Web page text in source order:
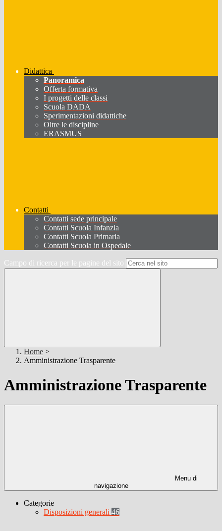
Didattica
Panoramica
Offerta formativa
I progetti delle classi
Scuola DADA
Sperimentazioni didattiche
Oltre le discipline
ERASMUS
Contatti
Contatti sede principale
Contatti Scuola Infanzia
Contatti Scuola Primaria
Contatti Scuola in Ospedale
Campo di ricerca per le pagine del sito
Home >
Amministrazione Trasparente
Amministrazione Trasparente
Menu di
navigazione
Categorie
Disposizioni generali 46